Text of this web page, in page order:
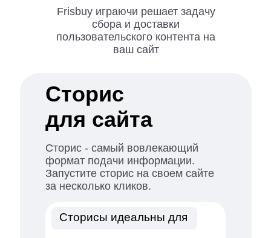
Frisbuy играючи решает задачу
сбора и доставки
пользовательского контента на
ваш сайт
Сторисы идеальны для
Сторис - самый вовлекающий
формат подачи информации.
Запустите сторис на своем сайте
за несколько кликов.
Сторис
для сайта